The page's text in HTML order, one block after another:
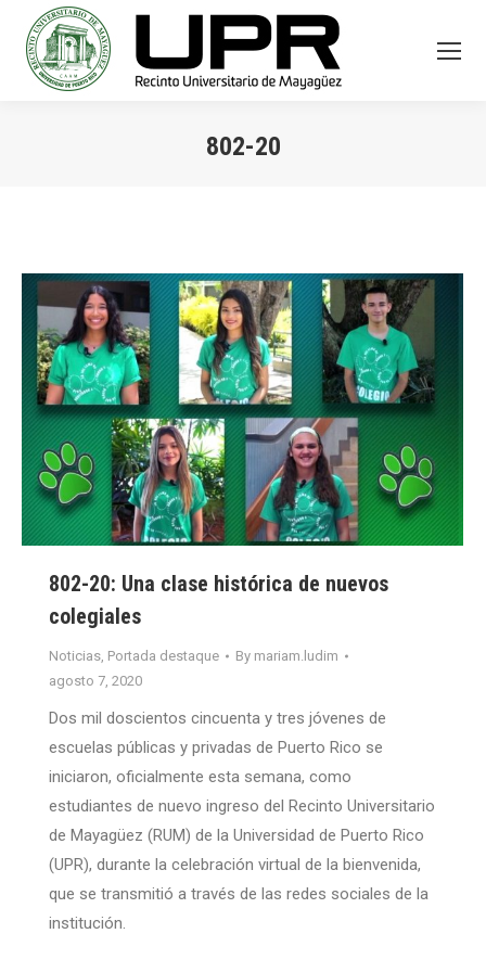
802-20
802-20: Una clase histórica de nuevos
colegiales
Noticias, Portada destaque By mariam.ludim
agosto 7, 2020
Dos mil doscientos cincuenta y tres jóvenes de
escuelas públicas y privadas de Puerto Rico se
iniciaron, oficialmente esta semana, como
estudiantes de nuevo ingreso del Recinto Universitario
de Mayagüez (RUM) de la Universidad de Puerto Rico
(UPR), durante la celebración virtual de la bienvenida,
que se transmitió a través de las redes sociales de la
institución.